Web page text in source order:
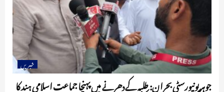
خبریں
جوہر یونیورسٹی بحران: طلبہ کے دھرنے میں پہنچا جماعت اسلامی ہند کا